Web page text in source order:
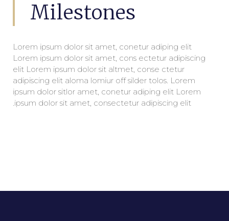
Milestones
Lorem ipsum dolor sit amet, conetur adiping elit
Lorem ipsum dolor sit amet, cons ectetur adipiscing
elit Lorem ipsum dolor sit altmet, conse ctetur
adipiscing elit aloma lomiur off silder tolos. Lorem
ipsum dolor sitlor amet, conetur adiping elit Lorem
ipsum dolor sit amet, consectetur adipiscing elit.